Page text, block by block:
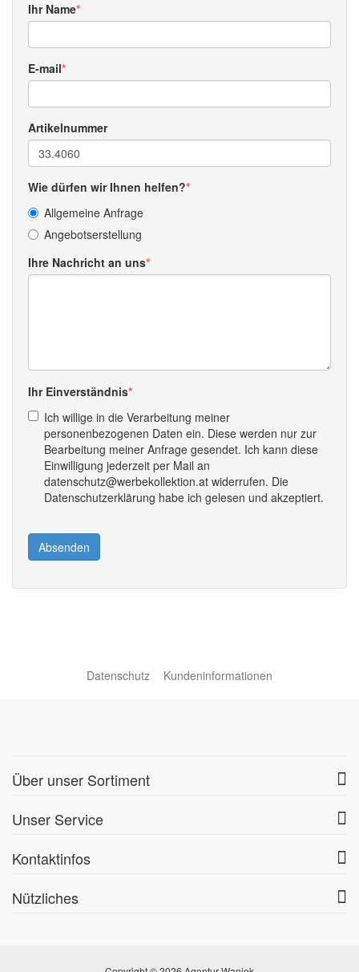
Ihr Name
E-mail
Artikelnummer
Wie dürfen wir Ihnen helfen?
Allgemeine Anfrage
Angebotserstellung
Ihre Nachricht an uns
Ihr Einverständnis
Ich willige in die Verarbeitung meiner
personenbezogenen Daten ein. Diese werden nur zur
Bearbeitung meiner Anfrage gesendet. Ich kann diese
Einwilligung jederzeit per Mail an
datenschutz@werbekollektion.at widerrufen. Die
Datenschutzerklärung habe ich gelesen und akzeptiert.
Absenden
Datenschutz Kundeninformationen
Über unser Sortiment
Unser Service
Kontaktinfos
Nützliches